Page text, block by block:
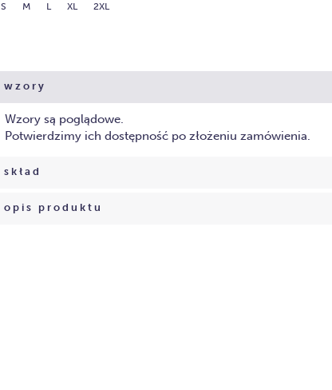
S M L XL 2XL
wzory
Wzory są poglądowe.
Potwierdzimy ich dostępność po złożeniu zamówienia.
skład
opis produktu